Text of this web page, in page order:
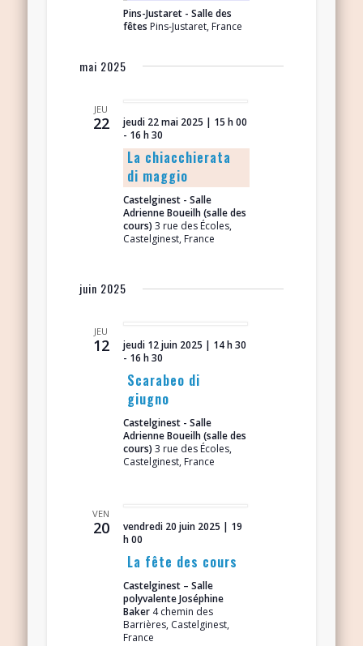
Pins-Justaret - Salle des
fêtes Pins-Justaret, France
mai 2025
JEU
22
jeudi 22 mai 2025 | 15 h 00
- 16 h 30
La chiacchierata
di maggio
Castelginest - Salle
Adrienne Boueilh (salle des
cours) 3 rue des Écoles,
Castelginest, France
juin 2025
JEU
12
jeudi 12 juin 2025 | 14 h 30
- 16 h 30
Scarabeo di
giugno
Castelginest - Salle
Adrienne Boueilh (salle des
cours) 3 rue des Écoles,
Castelginest, France
VEN
20
vendredi 20 juin 2025 | 19
h 00
La fête des cours
Castelginest – Salle
polyvalente Joséphine
Baker 4 chemin des
Barrières, Castelginest,
France